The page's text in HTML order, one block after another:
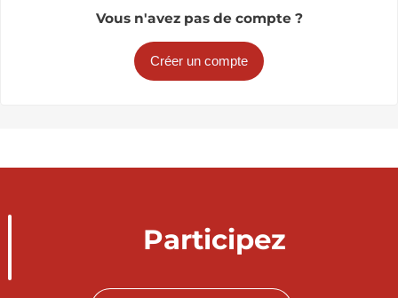
Vous n'avez pas de compte ?
Créer un compte
Participez